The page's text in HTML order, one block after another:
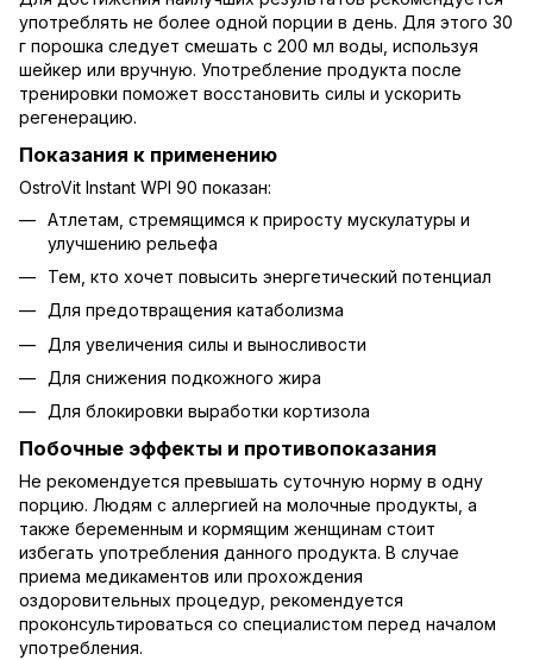
употреблять не более одной порции в день. Для этого 30
г порошка следует смешать с 200 мл воды, используя
шейкер или вручную. Употребление продукта после
тренировки поможет восстановить силы и ускорить
регенерацию.
Показания к применению
OstroVit Instant WPI 90 показан:
Атлетам, стремящимся к приросту мускулатуры и
улучшению рельефа
Тем, кто хочет повысить энергетический потенциал
Для предотвращения катаболизма
Для увеличения силы и выносливости
Для снижения подкожного жира
Для блокировки выработки кортизола
Побочные эффекты и противопоказания
Не рекомендуется превышать суточную норму в одну
порцию. Людям с аллергией на молочные продукты, а
также беременным и кормящим женщинам стоит
избегать употребления данного продукта. В случае
приема медикаментов или прохождения
оздоровительных процедур, рекомендуется
проконсультироваться со специалистом перед началом
употребления.